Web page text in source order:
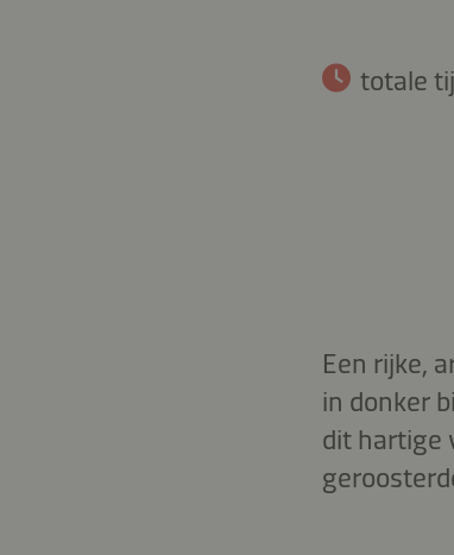
totale
Een rijke,
in donker
dit hartige